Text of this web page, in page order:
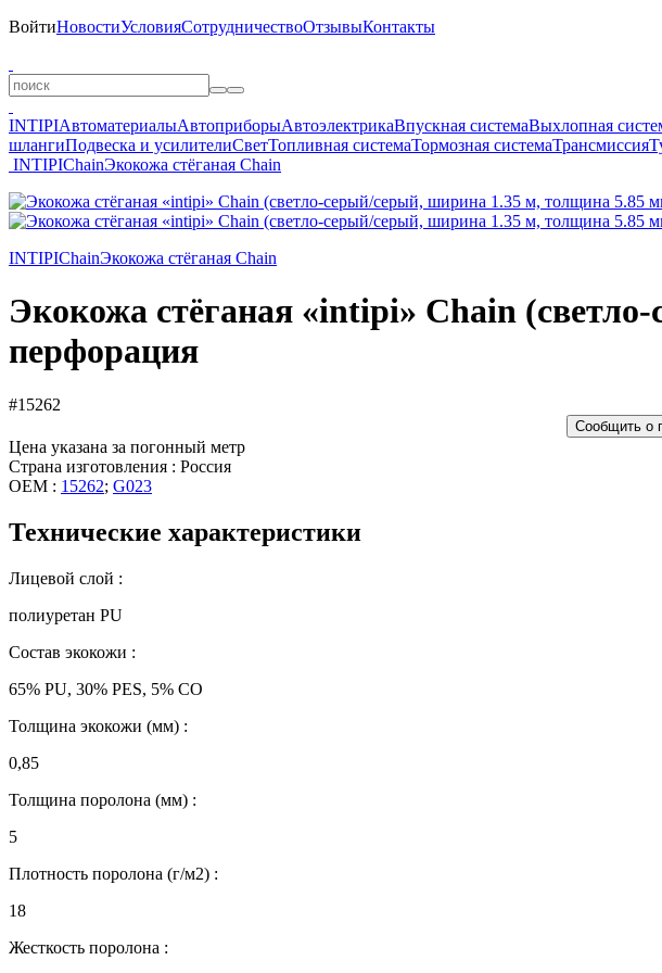
ВойтиНовостиУсловияСотрудничествоОтзывыКонтакты
INTIPIАвтоматериалыАвтоприборыАвтоэлектрикаВпускная системаВыхлопная
шлангиПодвеска и усилителиСветТопливная системаТормозная системаТрансмиссия
INTIPIChainЭкокожа стёганая Chain
INTIPIChainЭкокожа стёганая Chain
Экокожа стёганая «intipi» Chain
перфорация
#15262
Сообщить о
Цена указана за погонный метр
Страна изготовления : Россия
OEM : 15262; G023
Технические характеристики
Лицевой слой :
полиуретан PU
Состав экокожи :
65% PU, 30% PES, 5% CO
Толщина экокожи (мм) :
0,85
Толщина поролона (мм) :
5
Плотность поролона (г/м2) :
18
Жесткость поролона :